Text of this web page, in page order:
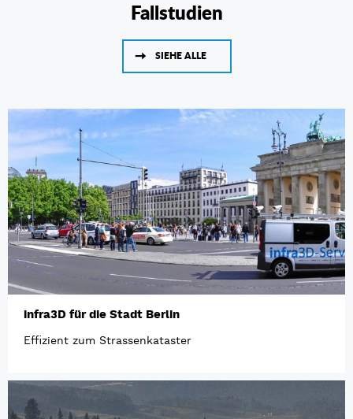
Fallstudien
SIEHE ALLE
infra3D für die Stadt Berlin
Effizient zum Strassenkataster